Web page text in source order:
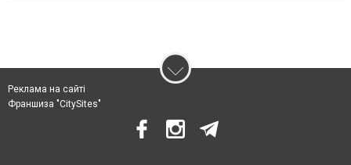
Реклама на сайті
Франшиза "CitySites"